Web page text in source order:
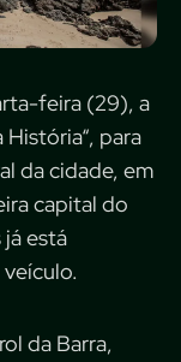
feira (29), a
para
da cidade, em
capital do
está
da Barra,